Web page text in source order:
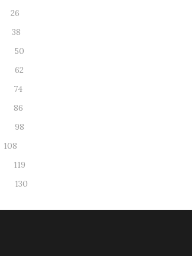
26
38
50
62
74
86
98
108
119
130